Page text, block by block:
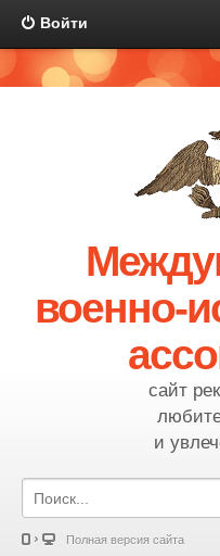
Войти
военно-
сайт
и
Полная версия сайта